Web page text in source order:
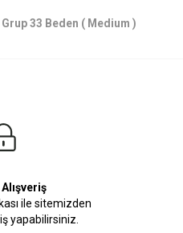
33 Beden ( Medium )
ile sitemizden
yapabilirsiniz.